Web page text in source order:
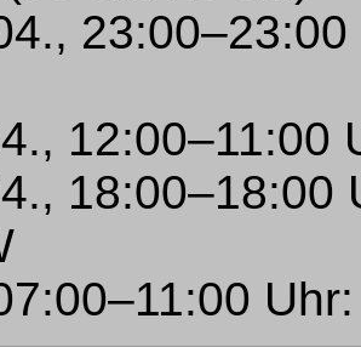
12:00–11:00
18:00–18:00